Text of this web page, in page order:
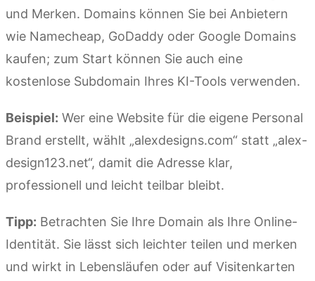
und Merken. Domains können Sie bei Anbietern
wie Namecheap, GoDaddy oder Google Domains
kaufen; zum Start können Sie auch eine
kostenlose Subdomain Ihres KI-Tools verwenden.
Beispiel: Wer eine Website für die eigene Personal
Brand erstellt, wählt „alexdesigns.com“ statt „alex-
design123.net“, damit die Adresse klar,
professionell und leicht teilbar bleibt.
Tipp: Betrachten Sie Ihre Domain als Ihre Online-
Identität. Sie lässt sich leichter teilen und merken
und wirkt in Lebensläufen oder auf Visitenkarten